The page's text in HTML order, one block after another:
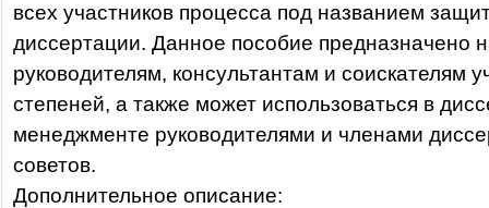
всех участников процесса под названием
диссертации. Данное пособие предназначено
руководителям, консультантам и соискателям
степеней, а также может использоваться в
менеджменте руководителями и членами
советов.
Дополнительное описание: